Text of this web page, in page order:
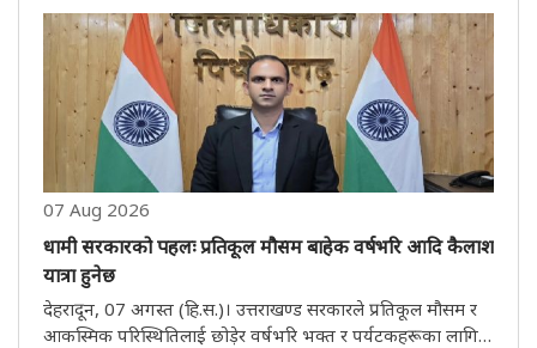
नितिन नवीनले भारतको समृद्ध सांस्कृतिक सम्पदा र परम्परागत
कलाला..
07 Aug 2026
धामी सरकारको पहलः प्रतिकूल मौसम बाहेक वर्षभरि आदि कैलाश
यात्रा हुनेछ
देहरादून, 07 अगस्त (हि.स.)। उत्तराखण्ड सरकारले प्रतिकूल मौसम र
आकस्मिक परिस्थितिलाई छोड़ेर वर्षभरि भक्त र पर्यटकहरूका लागि